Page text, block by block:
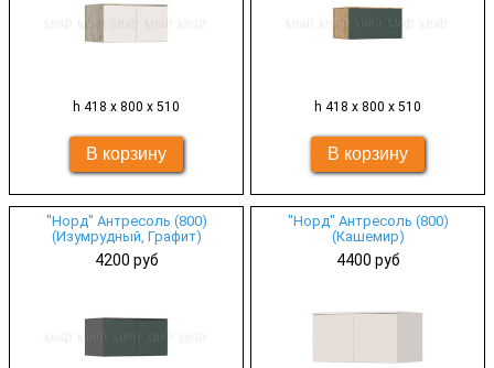
h 418 х 800 х 510 h 418 х 800 х 510
"Норд" Антресоль (800)
(Изумрудный, Графит)
4200 руб
"Норд" Антресоль (800)
(Кашемир)
4400 руб